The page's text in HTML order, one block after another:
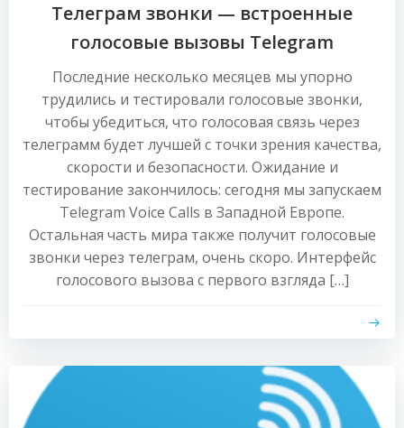
Телеграм звонки — встроенные
голосовые вызовы Telegram
Последние несколько месяцев мы упорно
трудились и тестировали голосовые звонки,
чтобы убедиться, что голосовая связь через
телеграмм будет лучшей с точки зрения качества,
скорости и безопасности. Ожидание и
тестирование закончилось: сегодня мы запускаем
Telegram Voice Calls в Западной Европе.
Остальная часть мира также получит голосовые
звонки через телеграм, очень скоро. Интерфейс
голосового вызова с первого взгляда […]